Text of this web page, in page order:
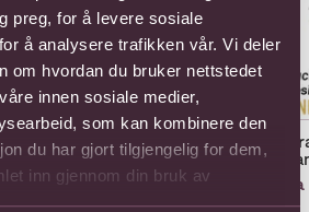
preg, for å levere sosiale
å analysere trafikken vår. Vi deler
om hvordan du bruker nettstedet
innen sosiale medier,
som kan kombinere den
du har gjort tilgjengelig for dem,
inn gjennom din bruk av
Arrangement of Cut
Flowers
Fra 649,-